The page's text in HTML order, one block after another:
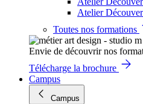
Atelier
Toutes nos formations
Envie de découvrir nos
Télécharge la brochure
Campus
Campus